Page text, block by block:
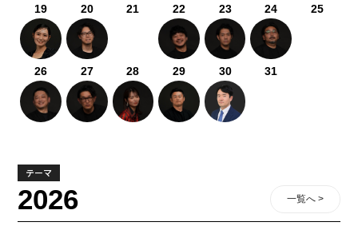
19 20 21 22 23 24 25
26 27 28 29 30 31
テーマ
2026 一覧へ >